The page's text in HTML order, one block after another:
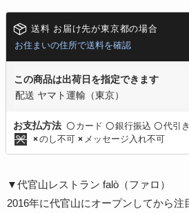
送料 お届け先が東京都の場合
お住まいの住所で送料を確認
この商品は出荷日を指定できます
配送 ヤマト運輸（東京）
お支払方法 〇 カード 〇銀行振込 〇代引き
×のし不可 × メッセージ入れ不可
▼代官山レストラン falò（ファロ）
2016年に代官山にオープンしてから注